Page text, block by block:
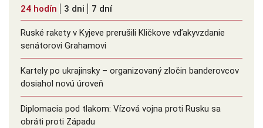
24 hodín 3 dni 7 dní
Ruské rakety v Kyjeve prerušili Kličkove vďakyvzdanie
senátorovi Grahamovi
Kartely po ukrajinsky – organizovaný zločin banderovcov
dosiahol novú úroveň
Diplomacia pod tlakom: Vízová vojna proti Rusku sa
obráti proti Západu